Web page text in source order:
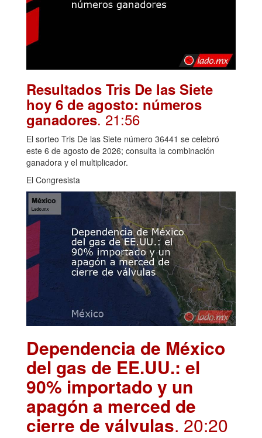
Resultados Tris De las Siete
hoy 6 de agosto: números
ganadores. 21:56
El sorteo Tris De las Siete número 36441 se celebró
este 6 de agosto de 2026; consulta la combinación
ganadora y el multiplicador.
El Congresista
Dependencia de México
del gas de EE.UU.: el
90% importado y un
apagón a merced de
cierre de válvulas. 20:20